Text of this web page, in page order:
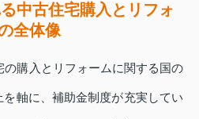
中古住宅購入とリフォ
全体像
の購入とリフォームに関する国の
軸に、補助金制度が充実してい